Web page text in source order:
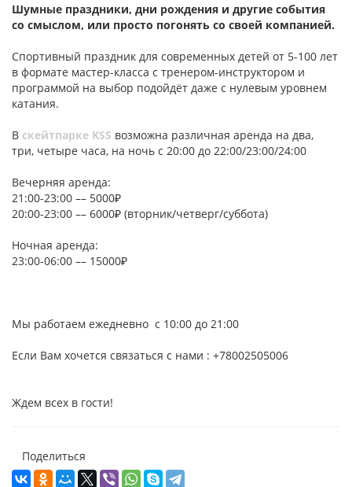
Шумные праздники, дни рождения и другие события
со смыслом, или просто погонять со своей компанией.
Спортивный праздник для современных детей от 5-100 лет
в формате мастер-класса с тренером-инструктором и
программой на выбор подойдёт даже с нулевым уровнем
катания.
В скейтпарке KSS возможна различная аренда на два,
три, четыре часа, на ночь с 20:00 до 22:00/23:00/24:00
Вечерняя аренда:
21:00-23:00 –– 5000₽
20:00-23:00 –– 6000₽ (вторник/четверг/суббота)
Ночная аренда:
23:00-06:00 –– 15000₽
Мы работаем ежедневно с 10:00 до 21:00
Если Вам хочется связаться с нами : +78002505006
Ждем всех в гости!
Поделиться